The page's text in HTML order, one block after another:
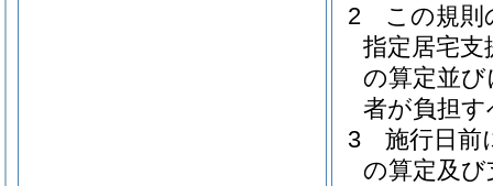
2
この規則
指定居宅支
の算定並
者が負担
3
施行日前
の算定及